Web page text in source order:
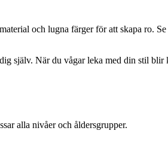
och lugna färger för att skapa ro.
själv. När du vågar leka med din stil blir
alla nivåer och åldersgrupper.